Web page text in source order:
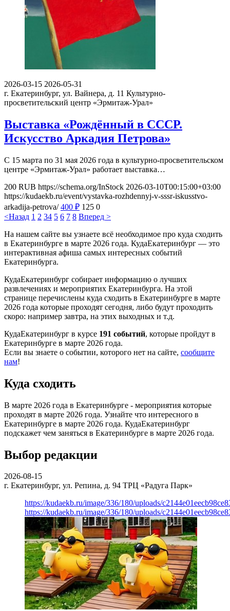
2026-03-15 2026-05-31
г. Екатеринбург, ул. Вайнера, д. 11 Культурно-
просветительский центр «Эрмитаж-Урал»
Выставка «Рождённый в СССР.
Искусство Аркадия Петрова»
С 15 марта по 31 мая 2026 года в культурно-просветительском
центре «Эрмитаж-Урал» работает выставка…
200 RUB https://schema.org/InStock 2026-03-10T00:15:00+03:00
https://kudaekb.ru/event/vystavka-rozhdennyj-v-sssr-iskusstvo-
arkadija-petrova/ 400 ₽ 125 0
<Назад 1 2 34 5 6 7 8 Вперед >
На нашем сайте вы узнаете всё необходимое про куда сходить
в Екатеринбурге в марте 2026 года. КудаЕкатеринбург — это
интерактивная афиша самых интересных событий
Екатеринбурга.
КудаЕкатеринбург собирает информацию о лучших
развлечениях и мероприятих Екатеринбурга. На этой
странице перечислены куда сходить в Екатеринбурге в марте
2026 года которые проходят сегодня, либо будут проходить
скоро: например завтра, на этих выходных и т.д.
КудаЕкатеринбург в курсе 191 событий, которые пройдут в
Екатеринбурге в марте 2026 года.
Если вы знаете о событии, которого нет на сайте, сообщите
нам!
Куда сходить
В марте 2026 года в Екатеринбурге - мероприятия которые
проходят в марте 2026 года. Узнайте что интересного в
Екатеринбурге в марте 2026 года. КудаЕкатеринбург
подскажет чем заняться в Екатеринбурге в марте 2026 года.
Выбор редакции
2026-08-15
г. Екатеринбург, ул. Репина, д. 94 ТРЦ «Радуга Парк»
https://kudaekb.ru/image/336/180/uploads/
https://kudaekb.ru/image/336/180/uploads/